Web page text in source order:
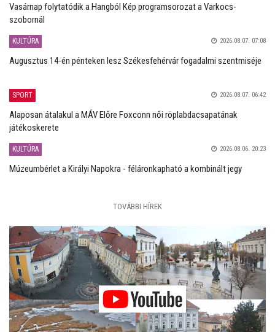
Vasárnap folytatódik a Hangból Kép programsorozat a Varkocs-
szobornál
KULTÚRA 2026.08.07. 07:08
Augusztus 14-én pénteken lesz Székesfehérvár fogadalmi szentmiséje
SPORT 2026.08.07. 06:42
Alaposan átalakul a MÁV Előre Foxconn női röplabdacsapatának
játékoskerete
KULTÚRA 2026.08.06. 20:23
Múzeumbérlet a Királyi Napokra - féláronkapható a kombinált jegy
TOVÁBBI HÍREK